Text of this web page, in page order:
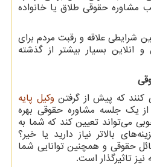
مشاوره حقوقی طلاق یا خانواده
شرایطی علاقه و رقبت مردم برای
بسیار بیشتر از گذشته
کنند که پیش از گرفتن وکیل پایه
یک جلسه مشاوره حقوقی بهره
می‌تواند تعیین کند که شما به
بالاتر نیاز دارید یا خیر؟
حقوقی و همچنین توانایی شما
تاثیرگذار است.